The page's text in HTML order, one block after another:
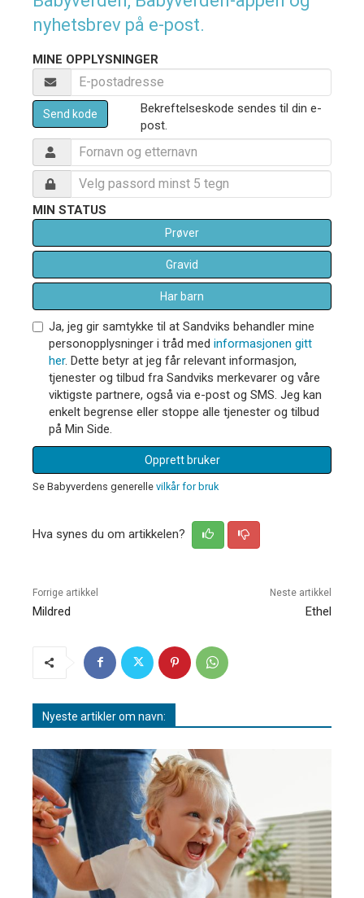
nyhetsbrev på e-post.
MINE OPPLYSNINGER
Send kode
Bekreftelseskode sendes til din e-
post.
MIN STATUS
Prøver
Gravid
Har barn
Ja, jeg gir samtykke til at Sandviks behandler mine
personopplysninger i tråd med informasjonen gitt
her. Dette betyr at jeg får relevant informasjon,
tjenester og tilbud fra Sandviks merkevarer og våre
viktigste partnere, også via e-post og SMS. Jeg kan
enkelt begrense eller stoppe alle tjenester og tilbud
på Min Side.
Opprett bruker
Se Babyverdens generelle vilkår for bruk
Hva synes du om artikkelen?
Forrige artikkel
Mildred
Neste artikkel
Ethel
Nyeste artikler om navn: